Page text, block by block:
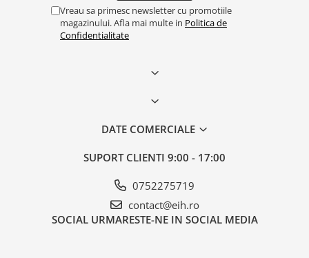
Vreau sa primesc newsletter cu promotiile
magazinului. Afla mai multe in Politica de
Confidentialitate
DATE COMERCIALE
SUPORT CLIENTI 9:00 - 17:00
0752275719
contact@eih.ro
SOCIAL URMARESTE-NE IN SOCIAL MEDIA